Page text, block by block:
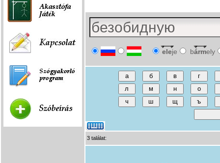
eleje bármely
3 találat: